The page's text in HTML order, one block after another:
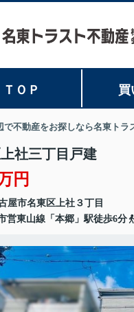
ＴＯＰ 買
で不動産をお探しなら名東トラ
社三丁目戸建
円
屋市名東区上社 ３丁目
営東山線「本郷」駅徒歩6分